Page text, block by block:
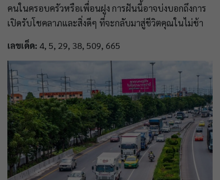
คนในครอบครัวหรือเพื่อนฝูง การฝันนี้อาจบ่งบอกถึงการ
เปิดรับโชคลาภและสิ่งดีๆ ที่จะกลับมาสู่ชีวิตคุณในไม่ช้า
เลขเด็ด: 4, 5, 29, 38, 509, 665